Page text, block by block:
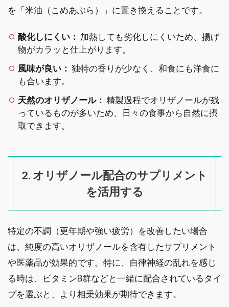
を「米油（こめあぶら）」に置き換えることです。
酸化しにくい： 加熱しても劣化しにくいため、揚げ
物がカラッと仕上がります。
風味が良い： 独特の香りが少なく、和食にも洋食に
も合います。
天然のオリザノール： 精製過程でオリザノールが残
っているものが多いため、日々の食事から自然に摂
取できます。
2. オリザノール配合のサプリメント
を活用する
特定の不調（更年期や強い疲労）を改善したい場合
は、純度の高いオリザノールを含有したサプリメント
や医薬品が効果的です。特に、自律神経の乱れを感じ
る時は、ビタミンB群などと一緒に配合されているタイ
プを選ぶと、より相乗効果が期待できます。